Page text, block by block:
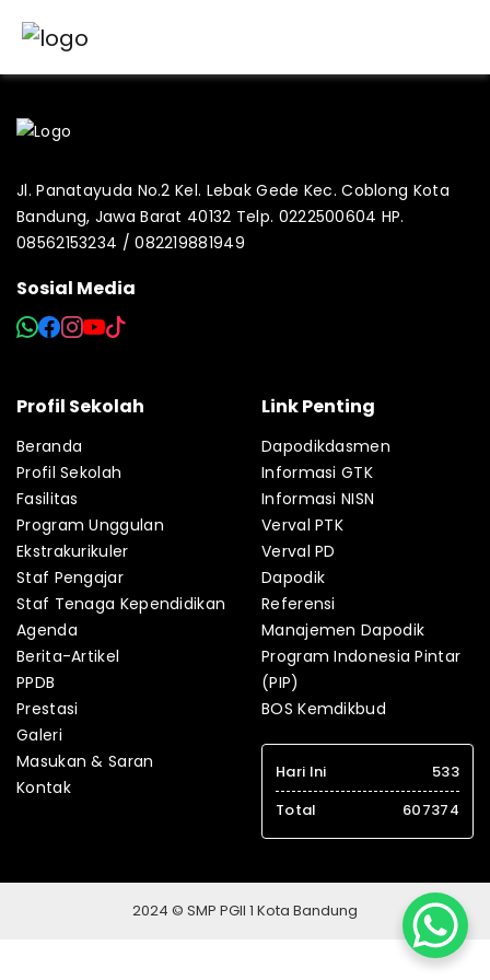
Jl. Panatayuda No.2 Kel. Lebak Gede Kec. Coblong Kota
Bandung, Jawa Barat 40132 Telp. 0222500604 HP.
08562153234 / 082219881949
Sosial Media
Profil Sekolah
Beranda
Profil Sekolah
Fasilitas
Program Unggulan
Ekstrakurikuler
Staf Pengajar
Staf Tenaga Kependidikan
Agenda
Berita-Artikel
PPDB
Prestasi
Galeri
Masukan & Saran
Kontak
Link Penting
Dapodikdasmen
Informasi GTK
Informasi NISN
Verval PTK
Verval PD
Dapodik
Referensi
Manajemen Dapodik
Program Indonesia Pintar
(PIP)
BOS Kemdikbud
Hari Ini
533
Total
607374
2024 © SMP PGII 1 Kota Bandung